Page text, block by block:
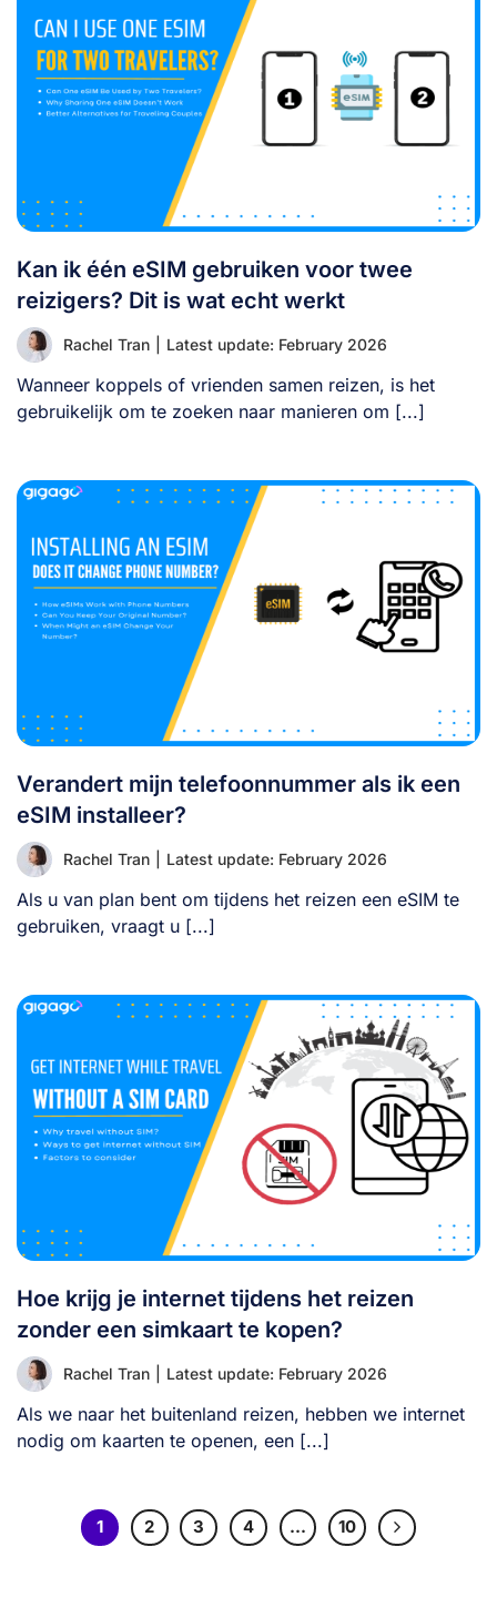
Kan ik één eSIM gebruiken voor twee
reizigers? Dit is wat echt werkt
Rachel Tran Latest update: February 2026
Wanneer koppels of vrienden samen reizen, is het
gebruikelijk om te zoeken naar manieren om [...]
Verandert mijn telefoonnummer als ik een
eSIM installeer?
Rachel Tran Latest update: February 2026
Als u van plan bent om tijdens het reizen een eSIM te
gebruiken, vraagt u [...]
Hoe krijg je internet tijdens het reizen
zonder een simkaart te kopen?
Rachel Tran Latest update: February 2026
Als we naar het buitenland reizen, hebben we internet
nodig om kaarten te openen, een [...]
1 2 3 4 … 10